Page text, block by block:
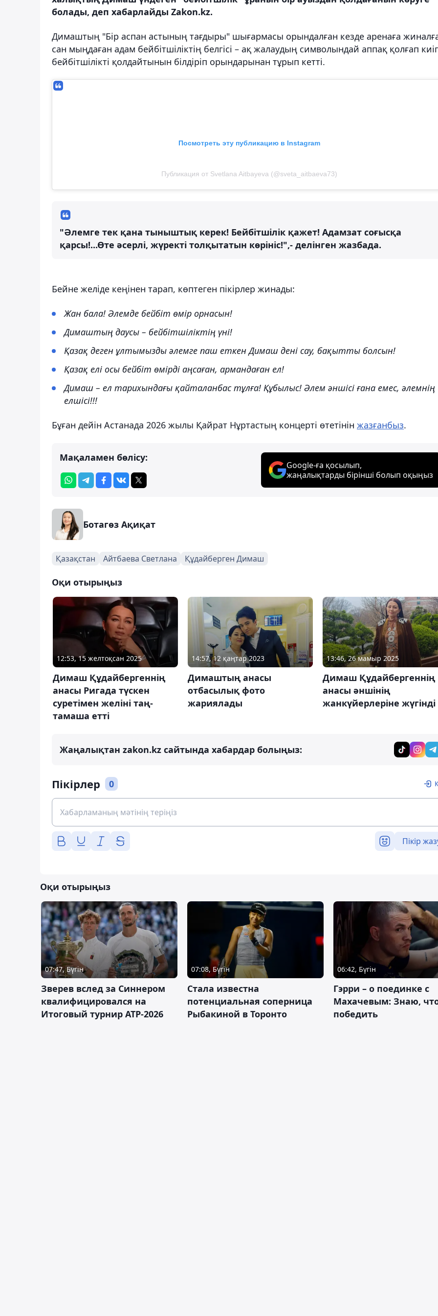
болады, деп хабарлайды Zakon.kz.
Димаштың "Бір аспан астының тағдыры" шығармасы орындалған кезде аренаға
сан мыңдаған адам бейбітшіліктің белгісі – ақ жалаудың символындай аппақ қолғап
бейбітшілікті қолдайтынын білдіріп орындарынан тұрып кетті.
Посмотреть эту публикацию в Instagram
Публикация от Svetlana Aitbayeva (@sveta_aitbaeva73)
"Әлемге тек қана тыныштық керек! Бейбітшілік қажет! Адамзат соғысқа
қарсы!...Өте әсерлі, жүректі толқытатын көрініс!",- делінген жазбада.
Бейне желіде кеңінен тарап, көптеген пікірлер жинады:
Жан бала! Әлемде бейбіт өмір орнасын!
Димаштың даусы – бейбітшіліктің үні!
Қазақ деген ұлтымызды әлемге паш еткен Димаш дені сау, бақытты болсын!
Қазақ елі осы бейбіт өмірді аңсаған, армандаған ел!
Димаш – ел тарихындағы қайталанбас тұлға! Құбылыс! Әлем әншісі ғана емес, әлемнің
елшісі!!!
Бұған дейін Астанада 2026 жылы Қайрат Нұртастың концерті өтетінін жазғанбыз.
Мақаламен бөлісу:
Google-ға қосылып,
жаңалықтарды бірінші болып оқыңыз
Ботагөз Ақиқат
Қазақстан Айтбаева Светлана Құдайберген Димаш
Оқи отырыңыз
12:53, 15 желтоқсан 2025
Димаш Құдайбергеннің
анасы Ригада түскен
суретімен желіні таң-
тамаша етті
14:57, 12 қаңтар 2023
Димаштың анасы
отбасылық фото
жариялады
13:46, 26 мамыр 2025
Димаш Құдайбергеннің
анасы әншінің
жанкүйерлеріне жүгінді
Жаңалықтан zakon.kz сайтында хабардар болыңыз:
Пікірлер 0
Пікір
Оқи отырыңыз
07:47, Бүгін
Зверев вслед за Синнером
квалифицировался на
Итоговый турнир ATP-2026
07:08, Бүгін
Cтала известна
потенциальная соперница
Рыбакиной в Торонто
06:42, Бүгін
Гэрри – о поединке с
Махачевым: Знаю,
победить